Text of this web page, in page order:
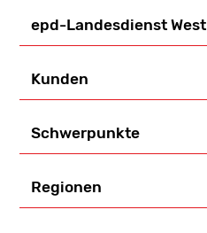
epd-Landesdienst West
Kunden
Schwerpunkte
Regionen